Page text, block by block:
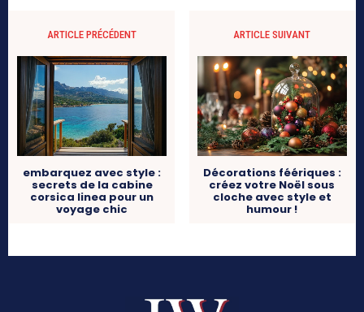
ARTICLE PRÉCÉDENT
embarquez avec style :
secrets de la cabine
corsica linea pour un
voyage chic
ARTICLE SUIVANT
Décorations féériques :
créez votre Noël sous
cloche avec style et
humour !